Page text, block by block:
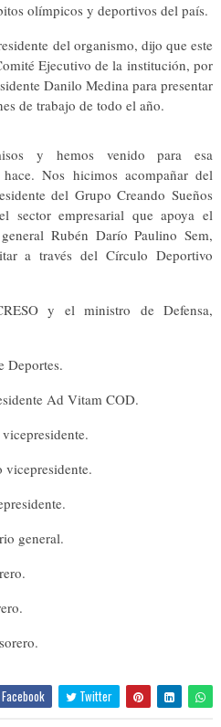
olímpicos y deportivos del país.
del organismo, dijo que este
Ejecutivo de la institución, por
Danilo Medina para presentar
de trabajo de todo el año.
y hemos venido para esa
Nos hicimos acompañar del
del Grupo Creando Sueños
sector empresarial que apoya el
Rubén Darío Paulino Sem,
a través del Círculo Deportivo
y el ministro de Defensa,
Ad Vitam COD.
general.
Facebook Twitter